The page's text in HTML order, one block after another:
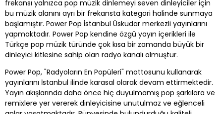
frekansı yalnızca pop müzik dinlemeyi seven dinleyiciler için
bu müzik alanını ayrı bir frekansta kategori halinde sunmaya
başlamıştır. Power Pop İstanbul Üsküdar merkezli yayınlarını
yapmaktadır. Power Pop kendine özgü yayın içerikleri ile
Türkçe pop müzik türünde çok kısa bir zamanda büyük bir
dinleyici kitlesine sahip olan radyo kanalı olmuştur.
Power Pop, "Radyoların En Popüleri" mottosunu kullanarak
yayınlarını İstanbul ilinde karasal olarak devam ettirmektedir.
Yayın akışlarında daha önce hiç duyulmamış pop şarkılara ve
remixlere yer vererek dinleyicisine unutulmaz ve eğlenceli